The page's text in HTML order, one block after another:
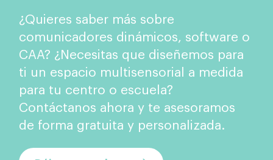
¿Quieres saber más sobre
comunicadores dinámicos, software o
CAA? ¿Necesitas que diseñemos para
ti un espacio multisensorial a medida
para tu centro o escuela?
Contáctanos ahora y te asesoramos
de forma gratuita y personalizada.